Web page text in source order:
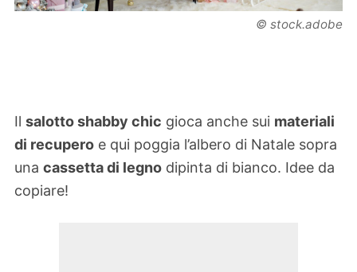
© stock.adobe
Il salotto shabby chic gioca anche sui materiali
di recupero e qui poggia l’albero di Natale sopra
una cassetta di legno dipinta di bianco. Idee da
copiare!